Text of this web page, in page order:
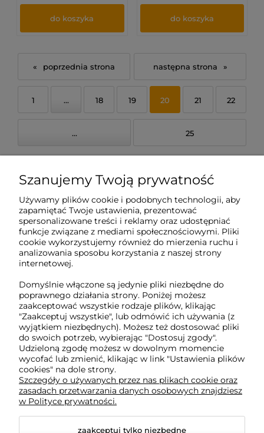
do koszyka do koszyka
«
1 ... 18 19 20 21 22
... 25
»
Sklep internetowy Tukado.pl
pn-pt: 08:00-16:00
791 063 018
biuro@tukado.pl
O nas
Obsługa klienta
Pomoc
Moje konto
Szanujemy Twoją prywatność
Używamy plików cookie i podobnych technologii, aby
zapamiętać Twoje ustawienia, prezentować
spersonalizowane treści i reklamy oraz udostępniać
funkcje związane z mediami społecznościowymi. Pliki
cookie wykorzystujemy również do mierzenia ruchu i
analizowania sposobu korzystania z naszej strony
internetowej.
Domyślnie włączone są jedynie pliki niezbędne do
poprawnego działania strony. Poniżej możesz
zaakceptować wszystkie rodzaje plików, klikając
"Zaakceptuj wszystkie", lub odmówić ich używania (z
wyjątkiem niezbędnych). Możesz też dostosować pliki
do swoich potrzeb, wybierając "Dostosuj zgody".
Udzieloną zgodę możesz w dowolnym momencie
wycofać lub zmienić, klikając w link "Ustawienia plików
cookies" na dole strony.
Szczegóły o używanych przez nas plikach cookie oraz
zasadach przetwarzania danych osobowych znajdziesz
w Polityce prywatności.
zaakceptuj tylko niezbędne